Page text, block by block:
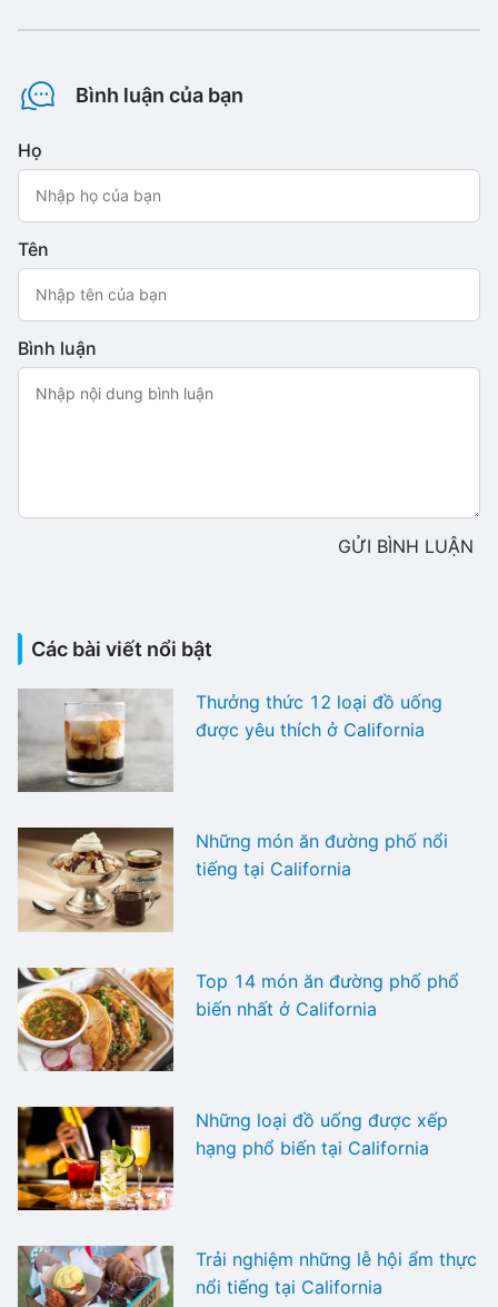
Bình luận của bạn
Họ
Tên
Bình luận
GỬI BÌNH LUẬN
Các bài viết nổi bật
Thưởng thức 12 loại đồ uống
được yêu thích ở California
Những món ăn đường phố nổi
tiếng tại California
Top 14 món ăn đường phố phổ
biến nhất ở California
Những loại đồ uống được xếp
hạng phổ biến tại California
Trải nghiệm những lễ hội ẩm thực
nổi tiếng tại California